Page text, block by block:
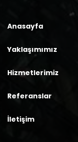
Anasayfa
Yaklaşımımız
Hizmetlerimiz
Referanslar
İletişim